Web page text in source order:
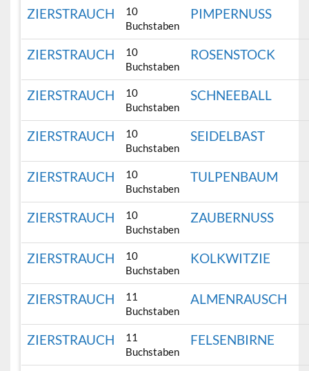
ZIERSTRAUCH
10
Buchstaben
PIMPERNUSS
ZIERSTRAUCH
10
Buchstaben
ROSENSTOCK
ZIERSTRAUCH
10
Buchstaben
SCHNEEBALL
ZIERSTRAUCH
10
Buchstaben
SEIDELBAST
ZIERSTRAUCH
10
Buchstaben
TULPENBAUM
ZIERSTRAUCH
10
Buchstaben
ZAUBERNUSS
ZIERSTRAUCH
10
Buchstaben
KOLKWITZIE
ZIERSTRAUCH
11
Buchstaben
ALMENRAUSCH
ZIERSTRAUCH
11
Buchstaben
FELSENBIRNE